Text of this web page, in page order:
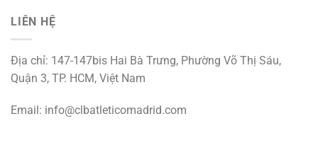
LIÊN HỆ
Địa chỉ: 147-147bis Hai Bà Trưng, Phường Võ Thị Sáu,
Quận 3, TP. HCM, Việt Nam
Email: info@clbatleticomadrid.com